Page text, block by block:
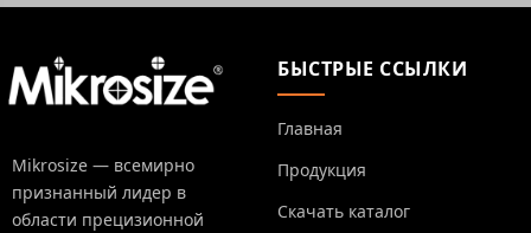
Mikrosize — всемирно
признанный лидер в
области прецизионной
БЫСТРЫЕ ССЫЛКИ
Главная
Продукция
Скачать каталог